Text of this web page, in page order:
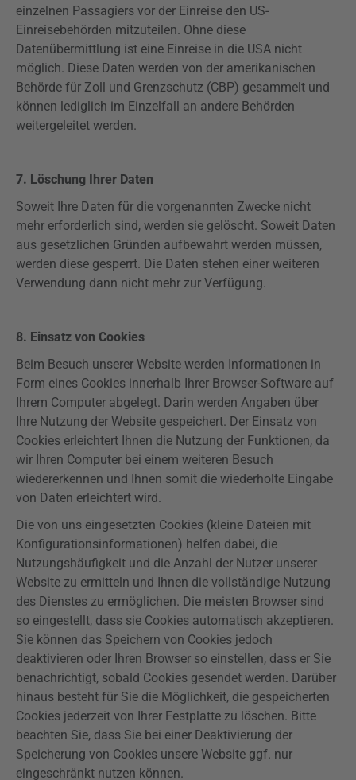
einzelnen Passagiers vor der Einreise den US-
Einreisebehörden mitzuteilen. Ohne diese
Datenübermittlung ist eine Einreise in die USA nicht
möglich. Diese Daten werden von der amerikanischen
Behörde für Zoll und Grenzschutz (CBP) gesammelt und
können lediglich im Einzelfall an andere Behörden
weitergeleitet werden.
7. Löschung Ihrer Daten
Soweit Ihre Daten für die vorgenannten Zwecke nicht
mehr erforderlich sind, werden sie gelöscht. Soweit Daten
aus gesetzlichen Gründen aufbewahrt werden müssen,
werden diese gesperrt. Die Daten stehen einer weiteren
Verwendung dann nicht mehr zur Verfügung.
8. Einsatz von Cookies
Beim Besuch unserer Website werden Informationen in
Form eines Cookies innerhalb Ihrer Browser-Software auf
Ihrem Computer abgelegt. Darin werden Angaben über
Ihre Nutzung der Website gespeichert. Der Einsatz von
Cookies erleichtert Ihnen die Nutzung der Funktionen, da
wir Ihren Computer bei einem weiteren Besuch
wiedererkennen und Ihnen somit die wiederholte Eingabe
von Daten erleichtert wird.
Die von uns eingesetzten Cookies (kleine Dateien mit
Konfigurationsinformationen) helfen dabei, die
Nutzungshäufigkeit und die Anzahl der Nutzer unserer
Website zu ermitteln und Ihnen die vollständige Nutzung
des Dienstes zu ermöglichen. Die meisten Browser sind
so eingestellt, dass sie Cookies automatisch akzeptieren.
Sie können das Speichern von Cookies jedoch
deaktivieren oder Ihren Browser so einstellen, dass er Sie
benachrichtigt, sobald Cookies gesendet werden. Darüber
hinaus besteht für Sie die Möglichkeit, die gespeicherten
Cookies jederzeit von Ihrer Festplatte zu löschen. Bitte
beachten Sie, dass Sie bei einer Deaktivierung der
Speicherung von Cookies unsere Website ggf. nur
eingeschränkt nutzen können.